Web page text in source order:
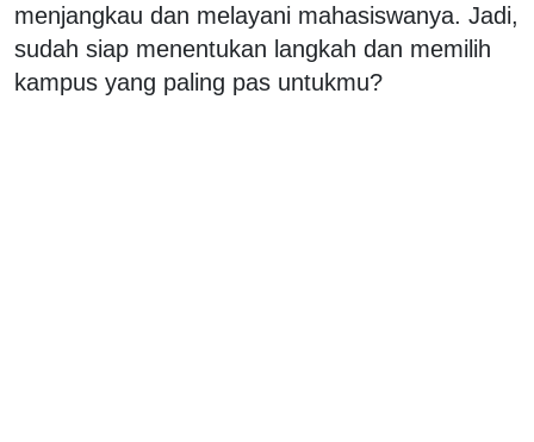
menjangkau dan melayani mahasiswanya. Jadi,
sudah siap menentukan langkah dan memilih
kampus yang paling pas untukmu?